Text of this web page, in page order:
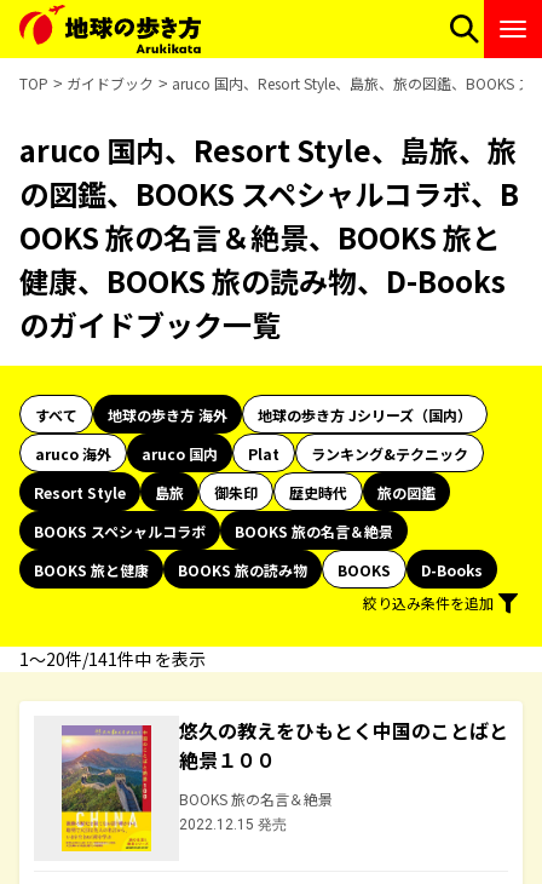
TOP ガイドブック aruco 国内、Resort Style、島旅、旅の図鑑、BOOKS
aruco 国内、Resort Style、島旅、旅
の図鑑、BOOKS スペシャルコラボ、B
OOKS 旅の名言＆絶景、BOOKS 旅と
健康、BOOKS 旅の読み物、D-Books
のガイドブック一覧
すべて 地球の歩き方 海外
地球の歩き方 Jシリーズ（国内）
aruco 海外
aruco 国内 Plat
ランキング&テクニック
Resort Style
島旅 御朱印 歴史時代
旅の図鑑
BOOKS スペシャルコラボ
BOOKS 旅の名言＆絶景
BOOKS 旅と健康
BOOKS 旅の読み物 BOOKS
D-Books
絞り込み条件を追加
1〜20件/141件中 を表示
悠久の教えをひもとく中国のことばと
絶景１００
BOOKS 旅の名言＆絶景
2022.12.15 発売